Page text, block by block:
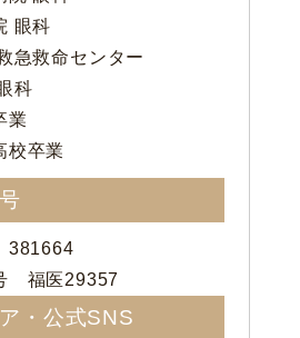
眼科
急救命センター
科
業
校卒業
381664
福医29357
・公式SNS